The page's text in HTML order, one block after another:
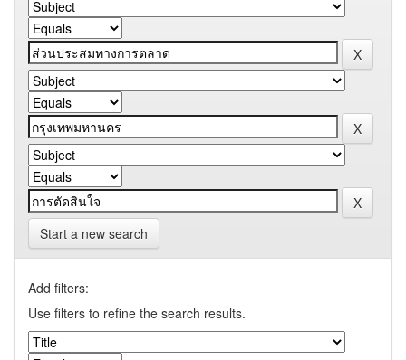
Start a new search
Add filters:
Use filters to refine the search results.